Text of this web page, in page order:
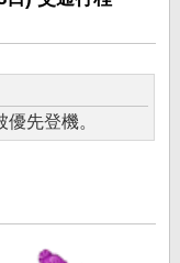
先登機。